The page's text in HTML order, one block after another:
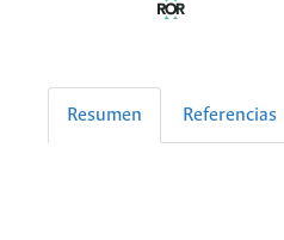
Resumen Referencias